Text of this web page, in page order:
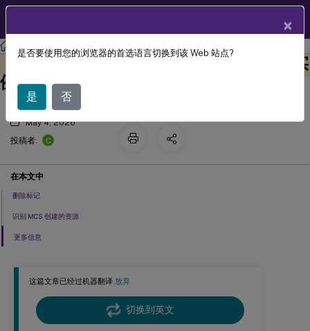
Citrix DaaS
这篇文章已经过机器翻译.放弃
切换到英文
管理 Amazon WorkSpaces Core 托管实
例目录
May 4, 2026
投稿者:
C
在本文中
删除标记
识别 MCS 创建的资源
更多信息
×
是否要使用您的浏览器的首选语言切换到该 Web 站点?
是 否